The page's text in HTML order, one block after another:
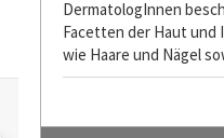
DermatologInnen
Facetten der Haut und
wie Haare und Nägel